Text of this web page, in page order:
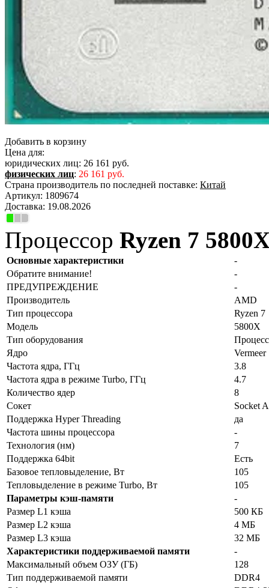
Добавить в корзину
Цена для:
юридических лиц: 26 161 руб.
физических лиц: 26 161 руб.
Страна производитель по последней поставке: Китай
Артикул: 1809674
Доставка: 19.08.2026
Процессор Ryzen 7
Основные характеристики
-
Обратите внимание!
-
ПРЕДУПРЕЖДЕНИЕ
-
Производитель
AMD
Тип процессора
Ryzen 7
Модель
5800X
Тип оборудования
Ядро
Vermeer
Частота ядра, ГГц
3.8
Частота ядра в режиме Turbo, ГГц
4.7
Количество ядер
8
Сокет
Socket
Поддержка Hyper Threading
да
Частота шины процессора
-
Технология (нм)
7
Поддержка 64bit
Есть
Базовое тепловыделение, Вт
105
Тепловыделение в режиме Turbo, Вт
105
Параметры кэш-памяти
-
Размер L1 кэша
500 КБ
Размер L2 кэша
4 МБ
Размер L3 кэша
32 МБ
Характеристики поддерживаемой памяти
-
Максимальный объем ОЗУ (ГБ)
128
Тип поддерживаемой памяти
DDR4